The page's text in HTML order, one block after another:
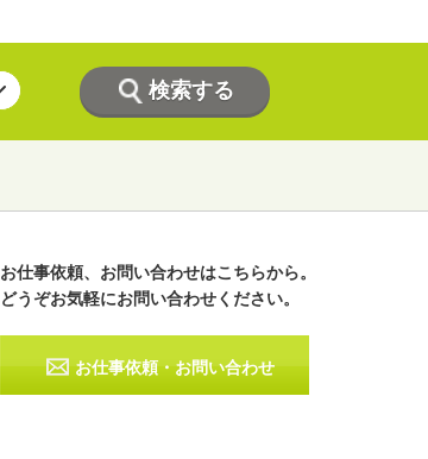
お仕事依頼、お問い合わせはこちらから。
どうぞお気軽にお問い合わせください。
お仕事依頼・お問い合わせ